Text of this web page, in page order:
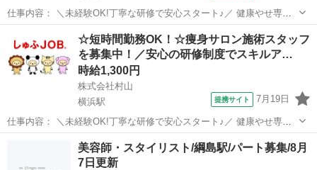
仕事内容： ＼未経験OK!丁寧な研修で安心スタート♪／ 健康やせ専門
イヴでは、未経験から美容のプロを目指せる環境を整えています。 お
客様の受付やカウンセリング、施術を通じて美容知識を身につけるこ
とができます。 ◆受付・カウ...
横浜駅 エステ
☆短時間勤務OK！☆痩身サロン施術スタッフ
を募集中！／安心の研修制度でスキルア…
時給1,300円
株式会社村山
横浜駅
提携サイト 7月19日
仕事内容： ＼未経験OK!丁寧な研修で安心スタート♪／ 健康やせ専門
イヴでは、未経験から美容のプロを目指せる環境を整えています。 お
客様の受付やカウンセリング、施術を通じて美容知識を身につけるこ
とができます。 ◆受付・カウ...
横浜市 横浜駅 エステ
美容師・スタイリスト/綱島駅/パート募集/8月
7日更新